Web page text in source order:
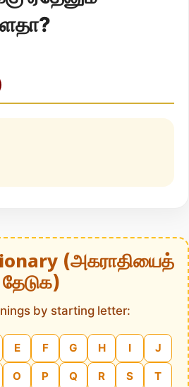
(அகராதியைத்
தேடுக)
by starting letter:
E F G H I J
O P Q R S T